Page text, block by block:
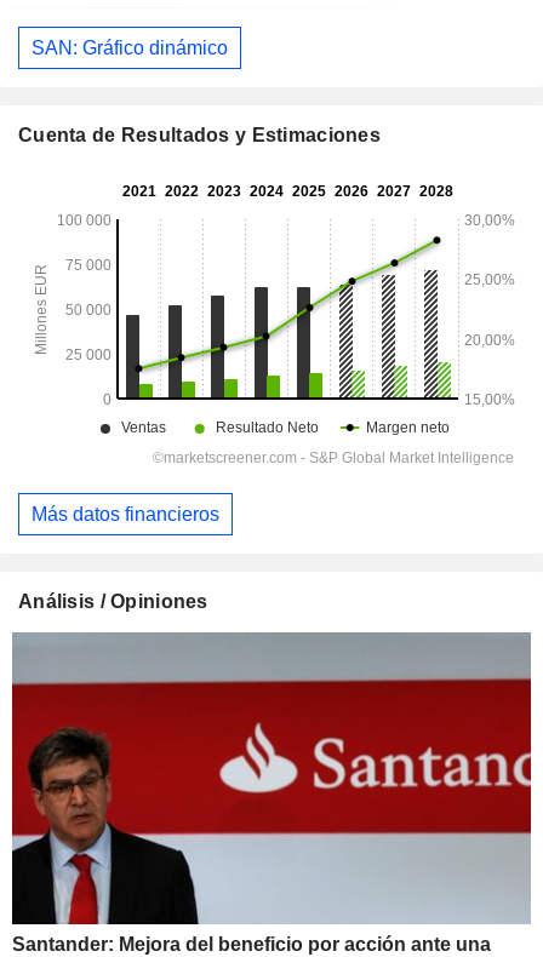
SAN: Gráfico dinámico
Cuenta de Resultados y Estimaciones
Más datos financieros
Análisis / Opiniones
Santander: Mejora del beneficio por acción ante una